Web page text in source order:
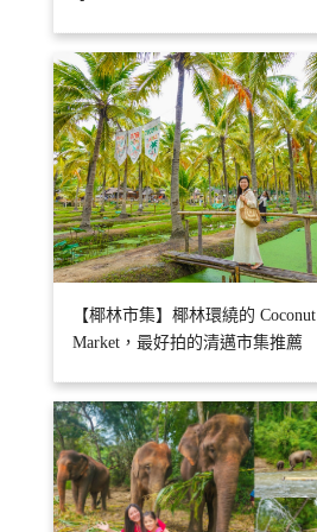
【椰林市集】椰林環繞的 Coconut
Market，最好拍的清邁市集推薦